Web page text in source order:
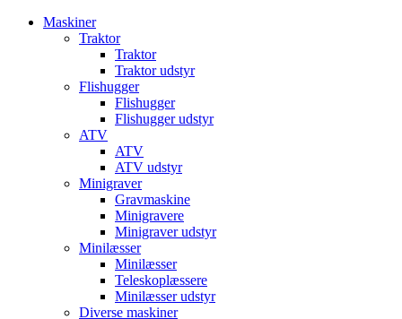
Maskiner
Traktor
Traktor
Traktor udstyr
Flishugger
Flishugger
Flishugger udstyr
ATV
ATV
ATV udstyr
Minigraver
Gravmaskine
Minigravere
Minigraver udstyr
Minilæsser
Minilæsser
Teleskoplæssere
Minilæsser udstyr
Diverse maskiner